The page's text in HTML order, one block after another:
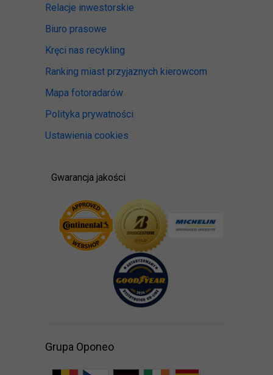
Relacje inwestorskie
Biuro prasowe
Kręci nas recykling
Ranking miast przyjaznych kierowcom
Mapa fotoradarów
Polityka prywatności
Ustawienia cookies
Gwarancja jakości
Grupa Oponeo